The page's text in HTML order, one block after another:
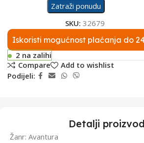
Zatraži ponudu
SKU: 32679
Iskoristi mogućnost plaćanja do
2 na zalihi
Compare
Add to wishlist
Podijeli:
Detalji
Žanr: Avantura